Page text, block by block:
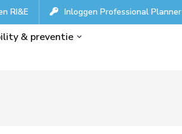
RI&E Inloggen Professional Planner
& preventie